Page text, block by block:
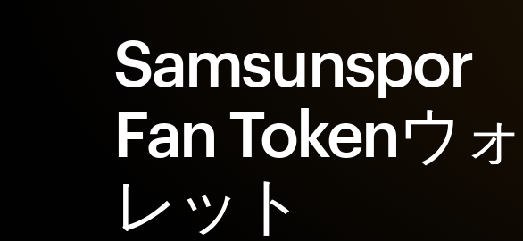
Samsunspor
Fan Tokenウォ
レット